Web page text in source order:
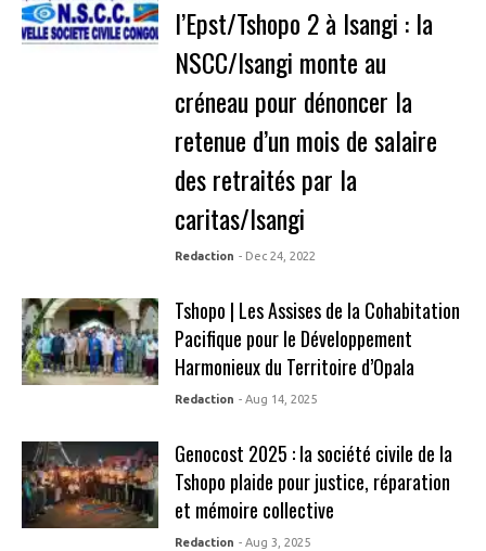
l’Epst/Tshopo 2 à Isangi : la
NSCC/Isangi monte au
créneau pour dénoncer la
retenue d’un mois de salaire
des retraités par la
caritas/Isangi
Redaction - Dec 24, 2022
Tshopo | Les Assises de la Cohabitation
Pacifique pour le Développement
Harmonieux du Territoire d’Opala
Redaction - Aug 14, 2025
Genocost 2025 : la société civile de la
Tshopo plaide pour justice, réparation
et mémoire collective
Redaction - Aug 3, 2025